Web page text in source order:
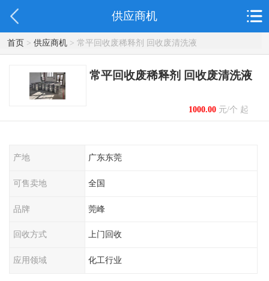
供应商机
首页> 供应商机> 常平回收废稀释剂 回收废清洗液
常平回收废稀释剂 回收废清洗液
1000.00元/个 起
产地 广东东莞
可售卖地 全国
品牌 莞峰
回收方式 上门回收
应用领域 化工行业